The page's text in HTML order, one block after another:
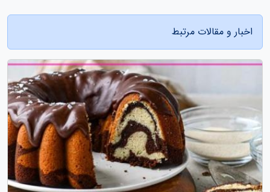
اخبار و مقالات مرتبط